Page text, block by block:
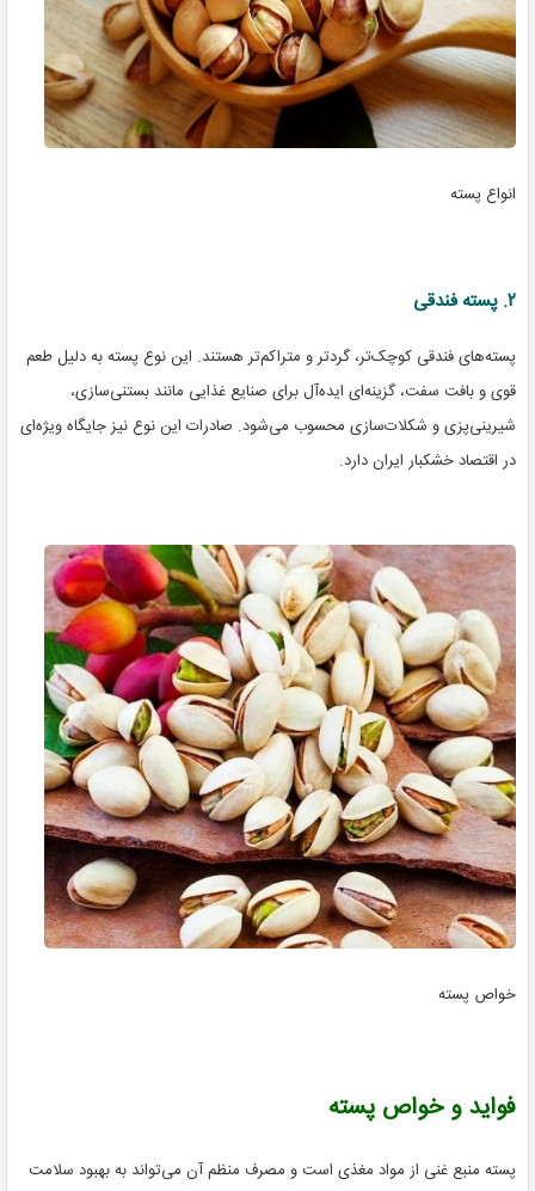
انواع پسته
۲. پسته فندقی
پسته‌های فندقی کوچک‌تر، گردتر و متراکم‌تر هستند. این نوع پسته به دلیل طعم
قوی و بافت سفت، گزینه‌ای ایده‌آل برای صنایع غذایی مانند بستنی‌سازی،
شیرینی‌پزی و شکلات‌سازی محسوب می‌شود. صادرات این نوع نیز جایگاه ویژه‌ای
در اقتصاد خشکبار ایران دارد.
خواص پسته
فواید و خواص پسته
پسته منبع غنی از مواد مغذی است و مصرف منظم آن می‌تواند به بهبود سلامت